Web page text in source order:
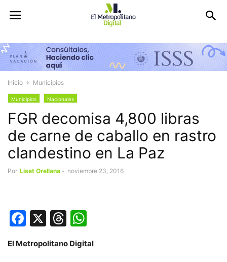
Inicio Municipios
Municipios Nacionales
FGR decomisa 4,800 libras
de carne de caballo en rastro
clandestino en La Paz
Por Liset Orellana - noviembre 23, 2016
Facebook
X Threads
El Metropolitano Digital